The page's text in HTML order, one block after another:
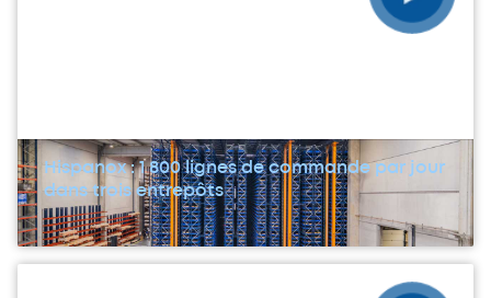
Hispanox : 1 800 lignes de commande par jour
dans trois entrepôts